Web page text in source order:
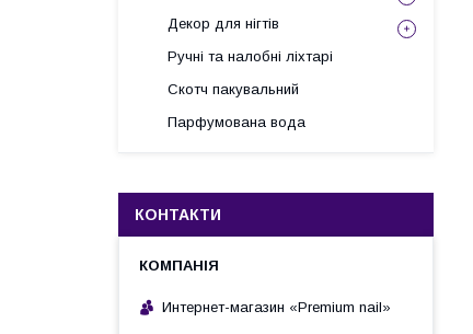
Декор для нігтів
Ручні та налобні ліхтарі
Скотч пакувальний
Парфумована вода
КОНТАКТИ
Интернет-магазин «Premium nail»